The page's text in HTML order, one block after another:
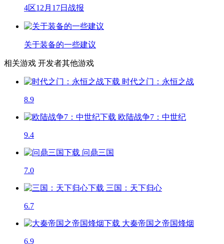
4区12月17日战报
关于装备的一些建议
相关游戏 开发者其他游戏
时代之门：永恒之战
8.9
欧陆战争7：中世纪
9.4
问鼎三国
7.0
三国：天下归心
6.7
大秦帝国之帝国烽烟
6.9